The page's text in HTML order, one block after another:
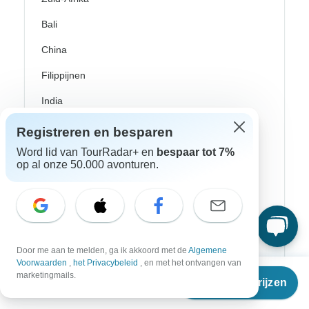
Vanaf €1.240
Reisdata & prijzen
Bali
China
Filippijnen
India
Japan
Nieuw-Zeeland
Sri Lanka
Tanzania
Thailand
Vietnam
Denemarken
Donau riviercruises
Registreren en besparen
Word lid van TourRadar+ en bespaar tot 7%
op al onze 50.000 avonturen.
Door me aan te melden, ga ik akkoord met de Algemene
Voorwaarden , het Privacybeleid , en met het ontvangen van
marketingmails.